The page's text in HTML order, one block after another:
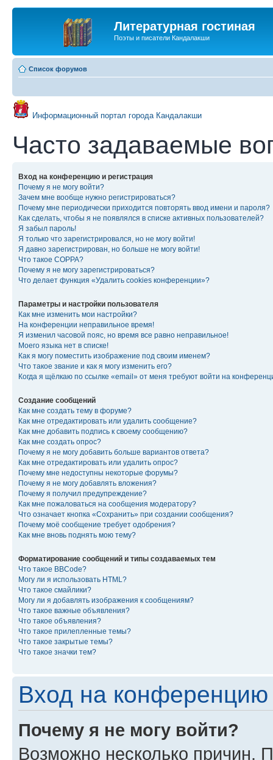
Литературная гостиная
Поэты и писатели Кандалакши
Список форумов
Информационный портал города Кандалакши
Часто задаваемые
Вход на конференцию и регистрация
Почему я не могу войти?
Зачем мне вообще нужно регистрироваться?
Почему мне периодически приходится повторять ввод имени и пароля?
Как сделать, чтобы я не появлялся в списке активных пользователей?
Я забыл пароль!
Я только что зарегистрировался, но не могу войти!
Я давно зарегистрирован, но больше не могу войти!
Что такое COPPA?
Почему я не могу зарегистрироваться?
Что делает функция «Удалить cookies конференции»?
Параметры и настройки пользователя
Как мне изменить мои настройки?
На конференции неправильное время!
Я изменил часовой пояс, но время все равно неправильное!
Моего языка нет в списке!
Как я могу поместить изображение под своим именем?
Что такое звание и как я могу изменить его?
Когда я щёлкаю по ссылке «email» от меня требуют войти на
Создание сообщений
Как мне создать тему в форуме?
Как мне отредактировать или удалить сообщение?
Как мне добавить подпись к своему сообщению?
Как мне создать опрос?
Почему я не могу добавить больше вариантов ответа?
Как мне отредактировать или удалить опрос?
Почему мне недоступны некоторые форумы?
Почему я не могу добавлять вложения?
Почему я получил предупреждение?
Как мне пожаловаться на сообщения модератору?
Что означает кнопка «Сохранить» при создании сообщения?
Почему моё сообщение требует одобрения?
Как мне вновь поднять мою тему?
Форматирование сообщений и типы создаваемых тем
Что такое BBCode?
Могу ли я использовать HTML?
Что такое смайлики?
Могу ли я добавлять изображения к сообщениям?
Что такое важные объявления?
Что такое объявления?
Что такое прилепленные темы?
Что такое закрытые темы?
Что такое значки тем?
Вход на конференцию
Почему я не могу войти?
Возможно несколько причин.